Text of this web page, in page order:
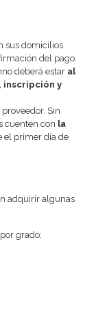
sus domicilios
del pago.
deberá estar al
inscripción y
Sin
cuenten con la
el primer día de
adquirir algunas
grado: